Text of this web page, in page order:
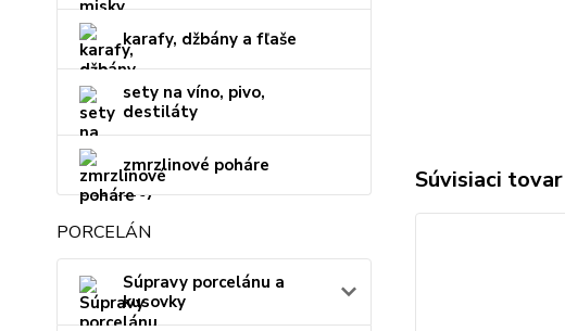
karafy, džbány a fľaše
sety na víno, pivo,
destiláty
zmrzlinové poháre
PORCELÁN
Súpravy porcelánu a
kusovky
Súvisiaci tovar